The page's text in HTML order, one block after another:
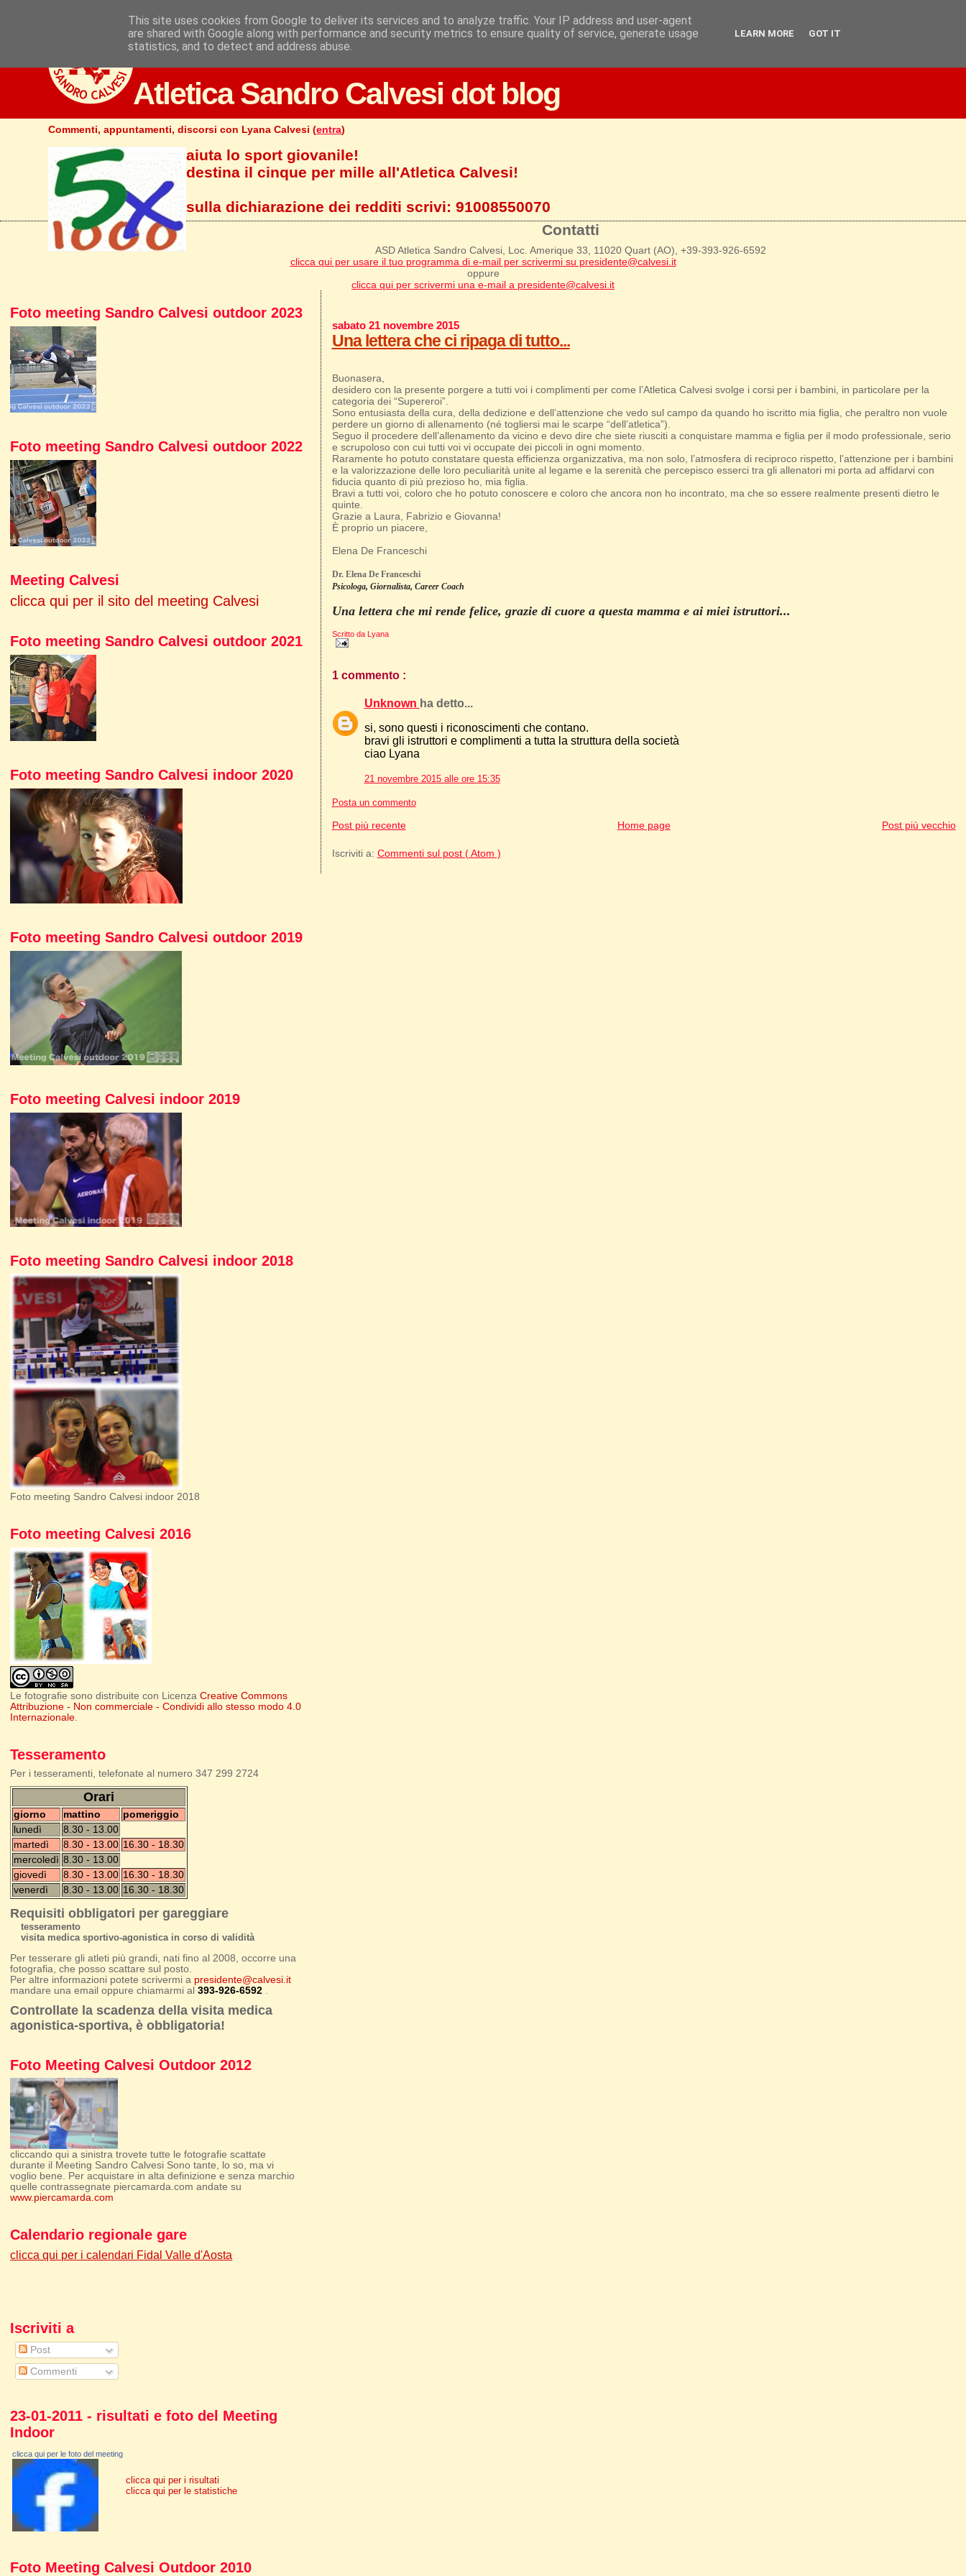
Atletica Sandro Calvesi dot blog
Commenti, appuntamenti, discorsi con Lyana Calvesi (entra)
aiuta lo sport giovanile!
destina il cinque per mille all'Atletica Calvesi!
sulla dichiarazione dei redditi scrivi:91008550070
Contatti
ASD Atletica Sandro Calvesi, Loc. Amerique 33, 11020 Quart (AO), +39-393-926-6592
clicca qui per usare il tuo programma di e-mail per scrivermi su presidente@calvesi.it
oppure
clicca qui per scrivermi una e-mail a presidente@calvesi.it
sabato 21 novembre 2015
Una lettera che ci ripaga di tutto...
Buonasera,
desidero con la presente porgere a tutti voi i complimenti per come l’Atletica Calvesi svolge i corsi per i bambini, in particolare per la
categoria dei “Supereroi”.
Sono entusiasta della cura, della dedizione e dell’attenzione che vedo sul campo da quando ho iscritto mia figlia, che peraltro non vuole
perdere un giorno di allenamento (né togliersi mai le scarpe “dell’atletica”).
Seguo il procedere dell’allenamento da vicino e devo dire che siete riusciti a conquistare mamma e figlia per il modo professionale, serio
e scrupoloso con cui tutti voi vi occupate dei piccoli in ogni momento.
Raramente ho potuto constatare questa efficienza organizzativa, ma non solo, l’atmosfera di reciproco rispetto, l’attenzione per i bambini
e la valorizzazione delle loro peculiarità unite al legame e la serenità che percepisco esserci tra gli allenatori mi porta ad affidarvi con
fiducia quanto di più prezioso ho, mia figlia.
Bravi a tutti voi, coloro che ho potuto conoscere e coloro che ancora non ho incontrato, ma che so essere realmente presenti dietro le
quinte.
Grazie a Laura, Fabrizio e Giovanna!
È proprio un piacere,
Elena De Franceschi
Dr. Elena De Franceschi
Psicologa, Giornalista, Career Coach
Una lettera che mi rende felice, grazie di cuore a questa mamma e ai miei istruttori...
Scritto da Lyana
1 commento :
Unknown ha detto...
si, sono questi i riconoscimenti che contano.
bravi gli istruttori e complimenti a tutta la struttura della società
ciao Lyana
21 novembre 2015 alle ore 15:35
Posta un commento
Post più recente Post più vecchio
Home page
Iscriviti a: Commenti sul post ( Atom )
Foto meeting Sandro Calvesi outdoor 2023
Foto meeting Sandro Calvesi outdoor 2022
Meeting Calvesi
clicca qui per il sito del meeting Calvesi
Foto meeting Sandro Calvesi outdoor 2021
Foto meeting Sandro Calvesi indoor 2020
Foto meeting Sandro Calvesi outdoor 2019
Foto meeting Calvesi indoor 2019
Foto meeting Sandro Calvesi indoor 2018
Foto meeting Sandro Calvesi indoor 2018
Foto meeting Calvesi 2016
Le fotografie sono distribuite con LicenzaCreative Commons
Attribuzione - Non commerciale - Condividi allo stesso modo 4.0
Internazionale.
Tesseramento
Per i tesseramenti, telefonate al numero 347 299 2724
Orari
giorno mattino
pomeriggio
lunedì
8.30 - 13.00
martedì
8.30 - 13.00 16.30 - 18.30
mercoledì 8.30 - 13.00
giovedì
8.30 - 13.00 16.30 - 18.30
venerdì
8.30 - 13.00 16.30 - 18.30
Requisiti obbligatori per gareggiare
tesseramento
visita medica sportivo-agonistica in corso di validità
Per tesserare gli atleti più grandi, nati fino al 2008, occorre una
fotografia, che posso scattare sul posto.
Per altre informazioni potete scrivermi a presidente@calvesi.it
mandare una email oppure chiamarmi al393-926-6592
Controllate la scadenza della visita medica
agonistica-sportiva, è obbligatoria!
Foto Meeting Calvesi Outdoor 2012
cliccando qui a sinistra trovete tutte le fotografie scattate
durante il Meeting Sandro Calvesi Sono tante, lo so, ma vi
voglio bene. Per acquistare in alta definizione e senza marchio
quelle contrassegnate piercamarda.com andate su
www.piercamarda.com
Calendario regionale gare
clicca qui per i calendari Fidal Valle d'Aosta
Iscriviti a
Post
Commenti
23-01-2011 - risultati e foto del Meeting
Indoor
clicca qui per le foto del meeting
clicca qui per i risultati
clicca qui per le statistiche
Foto Meeting Calvesi Outdoor 2010
This site uses cookies from Google to deliver its services and to analyze traffic. Your IP address and user-agent
are shared with Google along with performance and security metrics to ensure quality of service, generate usage
statistics, and to detect and address abuse.
LEARN MORE GOT IT